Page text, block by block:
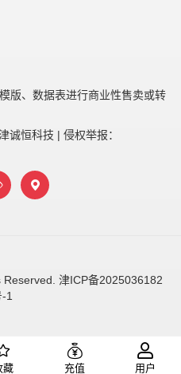
版、数据表进行商业性售卖或转
诚恒科技 | 侵权举报：
Reserved. 津ICP备2025036182
-1
藏 充值 用户